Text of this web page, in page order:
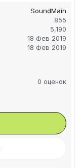
SoundMain
855
5,190
18 Фев 2019
18 Фев 2019
0 оценок